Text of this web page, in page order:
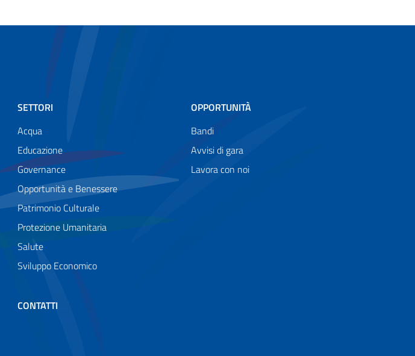
SETTORI
Acqua
Educazione
Governance
Opportunità e Benessere
Patrimonio Culturale
Protezione Umanitaria
Salute
Sviluppo Economico
OPPORTUNITÀ
Bandi
Avvisi di gara
Lavora con noi
CONTATTI